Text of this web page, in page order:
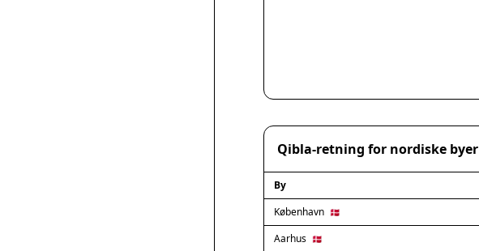
Qibla-retning for nordiske byer
By
København 🇩🇰
Aarhus 🇩🇰